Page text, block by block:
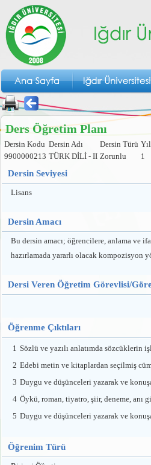
Ders Öğretim Planı
Dersin Kodu Dersin Adı Dersin Türü Yıl
9900000213 TÜRK DİLİ - II Zorunlu 1
Dersin Seviyesi
Lisans
Dersin Amacı
Bu dersin amacı; öğrencilere, anlama ve
hazırlamada yararlı olacak kompozisyon
Dersi Veren Öğretim Görevlisi/
Öğrenme Çıktıları
1 Sözlü ve yazılı anlatımda sözcüklerin
2 Edebi metin ve kitaplardan seçilmiş
3 Duygu ve düşünceleri yazarak ve
4 Öykü, roman, tiyatro, şiir, deneme,
5 Duygu ve düşünceleri yazarak ve
Öğrenim Türü